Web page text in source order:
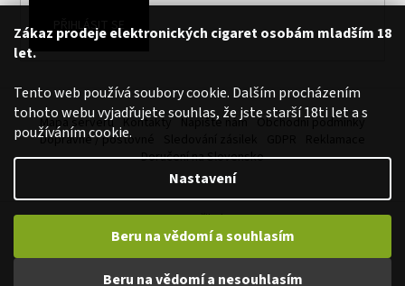
Zákaz prodeje elektronických cigaret osobám mladším 18
let.
Tento web používá soubory cookie. Dalším procházením
tohoto webu vyjadřujete souhlas, že jste starší 18ti let a s
používáním cookie.
Nastavení
Beru na vědomí a nesouhlasím
Beru na vědomí a souhlasím
PŘIHLÁSIT SE
Mapa serveru Kontakty Napište nám Obchodní podmínky
Dopravné / poštovné
Doručení na Slovensko
Vytvořil Shoptet
Royalvape.cz - Vaše království vapingu
práva vyhrazena.Upravit nastavení cookies